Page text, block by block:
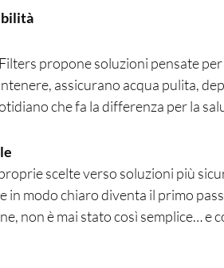
propone soluzioni pensate
assicurano acqua pulita,
che fa la differenza per la
scelte verso soluzioni più
in modo chiaro diventa il primo
non è mai stato così semplice… e